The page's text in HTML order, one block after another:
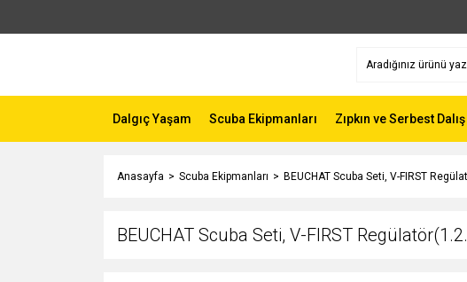
Dalgıç Yaşam Scuba Ekipmanları Zıpkın ve Serbest Dalış
Anasayfa Scuba Ekipmanları BEUCHAT Scuba Seti, V-FIRST
BEUCHAT Scuba Seti, V-FIRST